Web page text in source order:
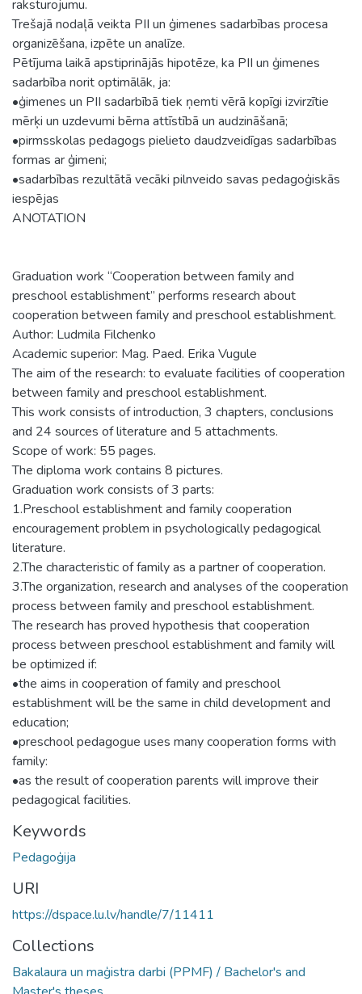
raksturojumu.
Trešajā nodaļā veikta PII un ģimenes sadarbības procesa
organizēšana, izpēte un analīze.
Pētījuma laikā apstiprinājās hipotēze, ka PII un ģimenes
sadarbība norit optimālāk, ja:
•ģimenes un PII sadarbībā tiek ņemti vērā kopīgi izvirzītie
mērķi un uzdevumi bērna attīstībā un audzināšanā;
•pirmsskolas pedagogs pielieto daudzveidīgas sadarbības
formas ar ģimeni;
•sadarbības rezultātā vecāki pilnveido savas pedagoģiskās
iespējas
ANOTATION
Graduation work “Cooperation between family and
preschool establishment” performs research about
cooperation between family and preschool establishment.
Author: Ludmila Filchenko
Academic superior: Mag. Paed. Erika Vugule
The aim of the research: to evaluate facilities of cooperation
between family and preschool establishment.
This work consists of introduction, 3 chapters, conclusions
and 24 sources of literature and 5 attachments.
Scope of work: 55 pages.
The diploma work contains 8 pictures.
Graduation work consists of 3 parts:
1.Preschool establishment and family cooperation
encouragement problem in psychologically pedagogical
literature.
2.The characteristic of family as a partner of cooperation.
3.The organization, research and analyses of the cooperation
process between family and preschool establishment.
The research has proved hypothesis that cooperation
process between preschool establishment and family will
be optimized if:
•the aims in cooperation of family and preschool
establishment will be the same in child development and
education;
•preschool pedagogue uses many cooperation forms with
family:
•as the result of cooperation parents will improve their
pedagogical facilities.
Keywords
Pedagoģija
URI
https://dspace.lu.lv/handle/7/11411
Collections
Bakalaura un maģistra darbi (PPMF) / Bachelor's and